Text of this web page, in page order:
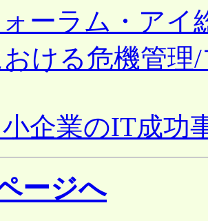
ーラム・アイ
ける危機管理
企業のIT成功
ージへ